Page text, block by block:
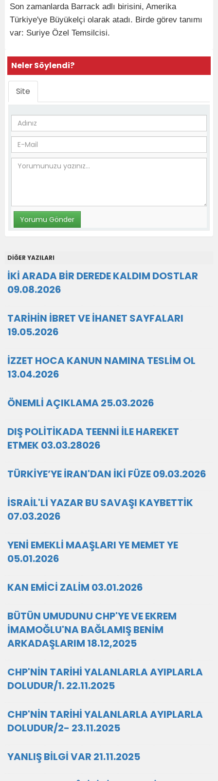
Son zamanlarda Barrack adlı birisini, Amerika
Türkiye'ye Büyükelçi olarak atadı. Birde görev tanımı
var: Suriye Özel Temsilcisi.
Neler Söylendi?
Site
DİĞER YAZILARI
İKİ ARADA BİR DEREDE KALDIM DOSTLAR
09.08.2026
TARİHİN İBRET VE İHANET SAYFALARI
19.05.2026
İZZET HOCA KANUN NAMINA TESLİM OL
13.04.2026
ÖNEMLİ AÇIKLAMA 25.03.2026
DIŞ POLİTİKADA TEENNİ İLE HAREKET
ETMEK 03.03.28026
TÜRKİYE’YE İRAN'DAN İKİ FÜZE 09.03.2026
İSRAİL'Lİ YAZAR BU SAVAŞI KAYBETTİK
07.03.2026
YENİ EMEKLİ MAAŞLARI YE MEMET YE
05.01.2026
KAN EMİCİ ZALİM 03.01.2026
BÜTÜN UMUDUNU CHP'YE VE EKREM
İMAMOĞLU'NA BAĞLAMIŞ BENİM
ARKADAŞLARIM 18.12,2025
CHP'NİN TARİHİ YALANLARLA AYIPLARLA
DOLUDUR/1. 22.11.2025
CHP'NİN TARİHİ YALANLARLA AYIPLARLA
DOLUDUR/2- 23.11.2025
YANLIŞ BİLGİ VAR 21.11.2025